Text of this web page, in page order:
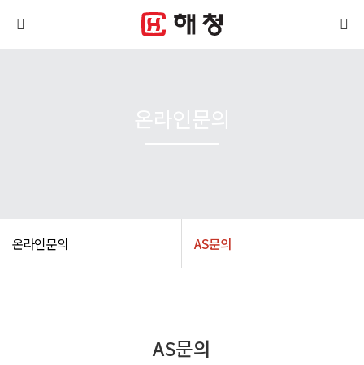
온라인문의 AS문의
AS문의